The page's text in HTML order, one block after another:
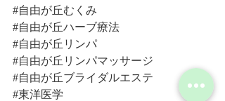
#自由が丘むくみ
#自由が丘ハーブ療法
#自由が丘リンパ
#自由が丘リンパマッサージ
#自由が丘ブライダルエステ
#東洋医学